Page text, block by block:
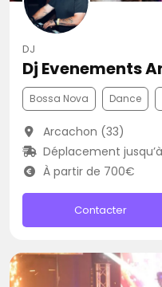
DJ
Dj Evenements
Bossa Nova Dance
Arcachon (33)
Déplacement
À partir de 700€
Contacter